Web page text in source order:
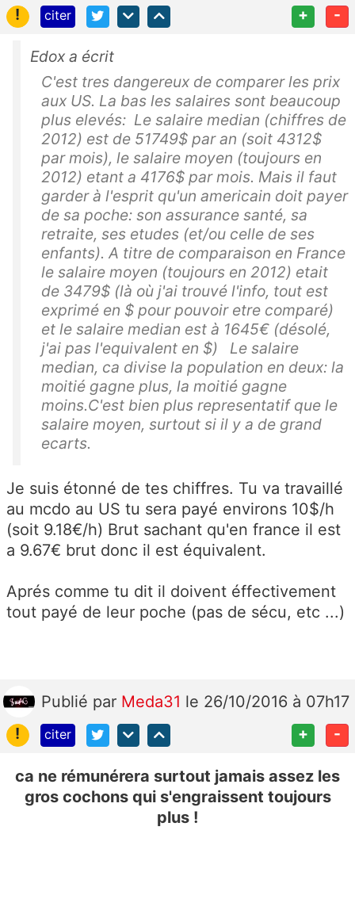
!
citer + -
Edox a écrit
C'est tres dangereux de comparer les prix
aux US. La bas les salaires sont beaucoup
plus elevés: Le salaire median (chiffres de
2012) est de 51749$ par an (soit 4312$
par mois), le salaire moyen (toujours en
2012) etant a 4176$ par mois. Mais il faut
garder à l'esprit qu'un americain doit payer
de sa poche: son assurance santé, sa
retraite, ses etudes (et/ou celle de ses
enfants). A titre de comparaison en France
le salaire moyen (toujours en 2012) etait
de 3479$ (là où j'ai trouvé l'info, tout est
exprimé en $ pour pouvoir etre comparé)
et le salaire median est à 1645€ (désolé,
j'ai pas l'equivalent en $) Le salaire
median, ca divise la population en deux: la
moitié gagne plus, la moitié gagne
moins.C'est bien plus representatif que le
salaire moyen, surtout si il y a de grand
ecarts.
Je suis étonné de tes chiffres. Tu va travaillé
au mcdo au US tu sera payé environs 10$/h
(soit 9.18€/h) Brut sachant qu'en france il est
a 9.67€ brut donc il est équivalent.
Aprés comme tu dit il doivent éffectivement
tout payé de leur poche (pas de sécu, etc ...)
Publié par Meda31 le 26/10/2016 à 07h17
!
citer + -
ca ne rémunérera surtout jamais assez les
gros cochons qui s'engraissent toujours
plus !